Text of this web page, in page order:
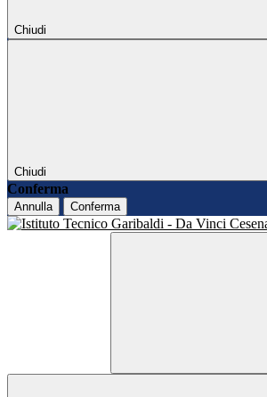
Chiudi
Chiudi
Conferma
Annulla Conferma